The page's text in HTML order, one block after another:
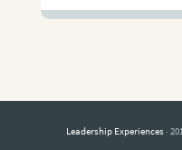
Leadership Experiences ·